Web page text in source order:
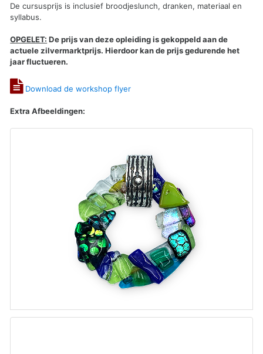
De cursusprijs is inclusief broodjeslunch, dranken, materiaal en
syllabus.
OPGELET: De prijs van deze opleiding is gekoppeld aan de
actuele zilvermarktprijs. Hierdoor kan de prijs gedurende het
jaar fluctueren.
Download de workshop flyer
Extra Afbeeldingen: